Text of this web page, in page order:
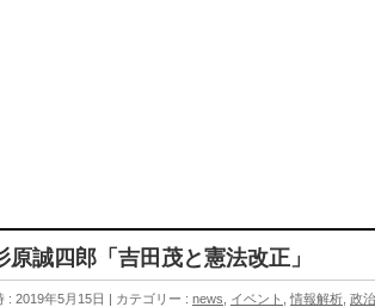
誠四郎「吉田茂と憲法改正」
: 2019年5月15日 カテゴリー : news イベント 情報解析 政治